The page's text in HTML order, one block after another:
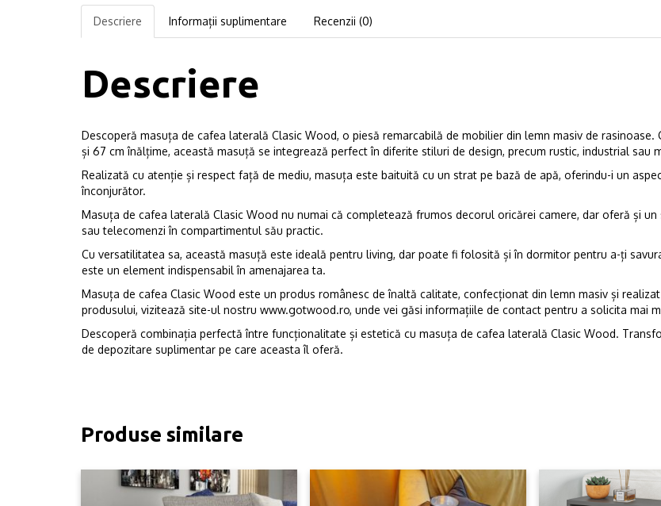
Descriere Informații suplimentare Recenzii (0)
Descriere
Descoperă masuța de cafea laterală Clasic Wood, o piesă remarcabilă de mobilier din lemn masiv de
și 67 cm înălțime, această masuță se integrează perfect în diferite stiluri de design, precum rustic, industrial sau
Realizată cu atenție și respect față de mediu, masuța este baituită cu un strat pe bază de apă, oferindu-i un
înconjurător.
Masuța de cafea laterală Clasic Wood nu numai că completează frumos decorul oricărei camere, dar oferă și
sau telecomenzi în compartimentul său practic.
Cu versatilitatea sa, această masuță este ideală pentru living, dar poate fi folosită și în dormitor pentru a-ți
este un element indispensabil în amenajarea ta.
Masuța de cafea Clasic Wood este un produs românesc de înaltă calitate, confecționat din lemn masiv și
produsului, vizitează site-ul nostru www.gotwood.ro, unde vei găsi informațiile de contact pentru a solicita mai
Descoperă combinația perfectă între funcționalitate și estetică cu masuța de cafea laterală Clasic Wood.
de depozitare suplimentar pe care aceasta îl oferă.
Produse similare